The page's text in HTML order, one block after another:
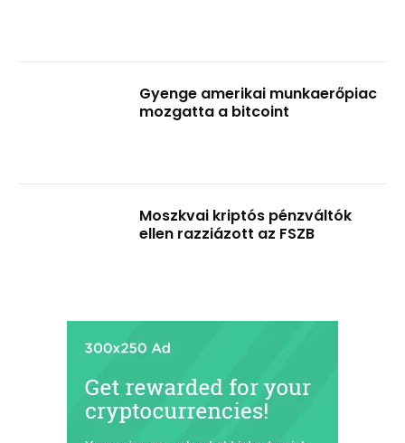
Gyenge amerikai munkaerőpiac
mozgatta a bitcoint
Moszkvai kriptós pénzváltók
ellen razziázott az FSZB